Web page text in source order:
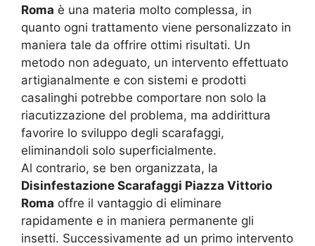
Roma è una materia molto complessa, in
quanto ogni trattamento viene personalizzato in
maniera tale da offrire ottimi risultati. Un
metodo non adeguato, un intervento effettuato
artigianalmente e con sistemi e prodotti
casalinghi potrebbe comportare non solo la
riacutizzazione del problema, ma addirittura
favorire lo sviluppo degli scarafaggi,
eliminandoli solo superficialmente.
Al contrario, se ben organizzata, la
Disinfestazione Scarafaggi Piazza Vittorio
Roma offre il vantaggio di eliminare
rapidamente e in maniera permanente gli
insetti. Successivamente ad un primo intervento